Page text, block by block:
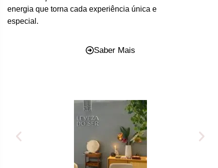
energia que torna cada experiência única e
especial.
Saber Mais